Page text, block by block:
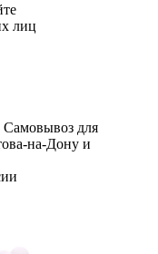
лиц
Самовывоз для
на-Дону и